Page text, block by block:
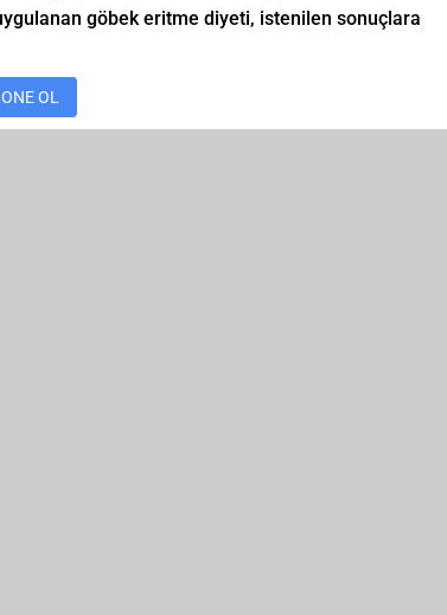
göbek eritme diyeti, istenilen sonuçlara
OL